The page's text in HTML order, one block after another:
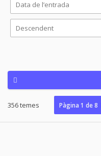
356 temes Pàgina1 de8